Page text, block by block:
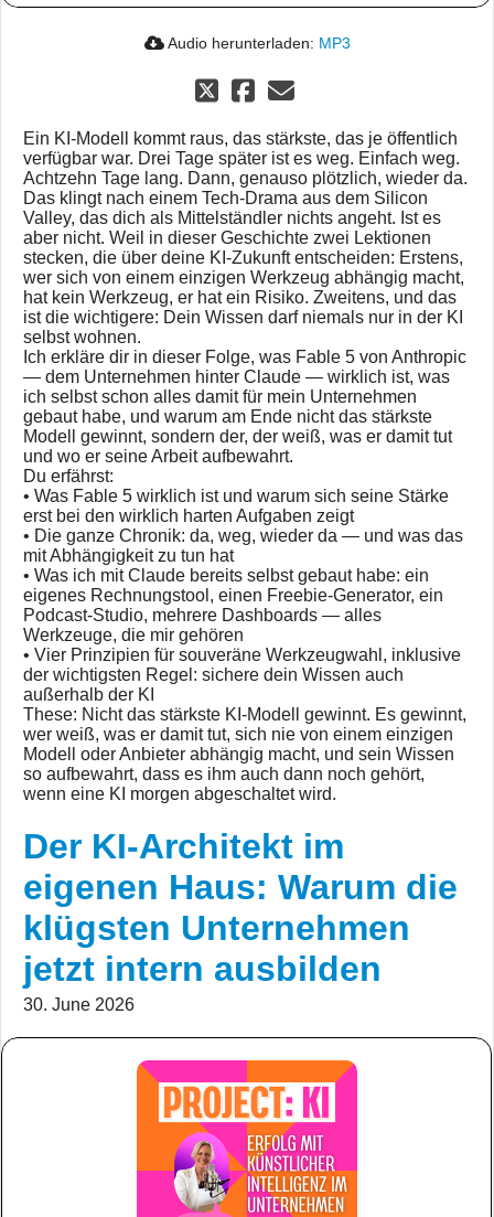
Audio herunterladen: MP3
Ein KI-Modell kommt raus, das stärkste, das je öffentlich
verfügbar war. Drei Tage später ist es weg. Einfach weg.
Achtzehn Tage lang. Dann, genauso plötzlich, wieder da.
Das klingt nach einem Tech-Drama aus dem Silicon
Valley, das dich als Mittelständler nichts angeht. Ist es
aber nicht. Weil in dieser Geschichte zwei Lektionen
stecken, die über deine KI-Zukunft entscheiden: Erstens,
wer sich von einem einzigen Werkzeug abhängig macht,
hat kein Werkzeug, er hat ein Risiko. Zweitens, und das
ist die wichtigere: Dein Wissen darf niemals nur in der KI
selbst wohnen.
Ich erkläre dir in dieser Folge, was Fable 5 von Anthropic
— dem Unternehmen hinter Claude — wirklich ist, was
ich selbst schon alles damit für mein Unternehmen
gebaut habe, und warum am Ende nicht das stärkste
Modell gewinnt, sondern der, der weiß, was er damit tut
und wo er seine Arbeit aufbewahrt.
Du erfährst:
• Was Fable 5 wirklich ist und warum sich seine Stärke
erst bei den wirklich harten Aufgaben zeigt
• Die ganze Chronik: da, weg, wieder da — und was das
mit Abhängigkeit zu tun hat
• Was ich mit Claude bereits selbst gebaut habe: ein
eigenes Rechnungstool, einen Freebie-Generator, ein
Podcast-Studio, mehrere Dashboards — alles
Werkzeuge, die mir gehören
• Vier Prinzipien für souveräne Werkzeugwahl, inklusive
der wichtigsten Regel: sichere dein Wissen auch
außerhalb der KI
These: Nicht das stärkste KI-Modell gewinnt. Es gewinnt,
wer weiß, was er damit tut, sich nie von einem einzigen
Modell oder Anbieter abhängig macht, und sein Wissen
so aufbewahrt, dass es ihm auch dann noch gehört,
wenn eine KI morgen abgeschaltet wird.
Der KI-Architekt im
eigenen Haus: Warum die
klügsten Unternehmen
jetzt intern ausbilden
30. June 2026